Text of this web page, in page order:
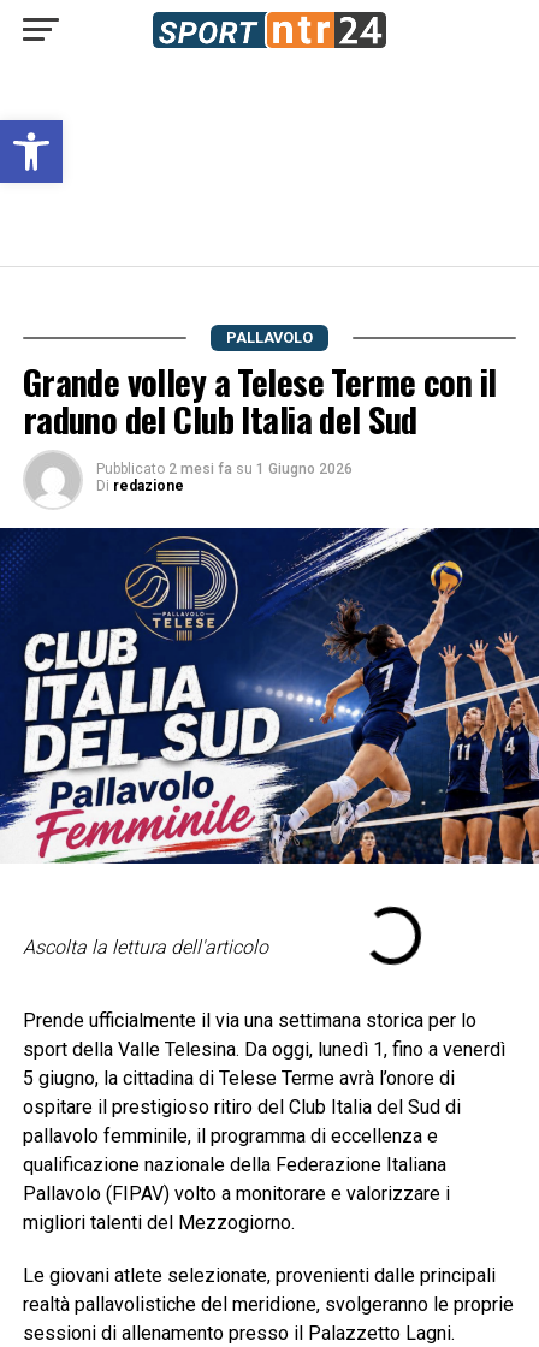
Open toolbar
PALLAVOLO
Grande volley a Telese Terme con il
raduno del Club Italia del Sud
Pubblicato 2 mesi fa su 1 Giugno 2026
Di redazione
Ascolta la lettura dell'articolo
Prende ufficialmente il via una settimana storica per lo
sport della Valle Telesina. Da oggi, lunedì 1, fino a venerdì
5 giugno, la cittadina di Telese Terme avrà l’onore di
ospitare il prestigioso ritiro del Club Italia del Sud di
pallavolo femminile, il programma di eccellenza e
qualificazione nazionale della Federazione Italiana
Pallavolo (FIPAV) volto a monitorare e valorizzare i
migliori talenti del Mezzogiorno.
Le giovani atlete selezionate, provenienti dalle principali
realtà pallavolistiche del meridione, svolgeranno le proprie
sessioni di allenamento presso il Palazzetto Lagni.